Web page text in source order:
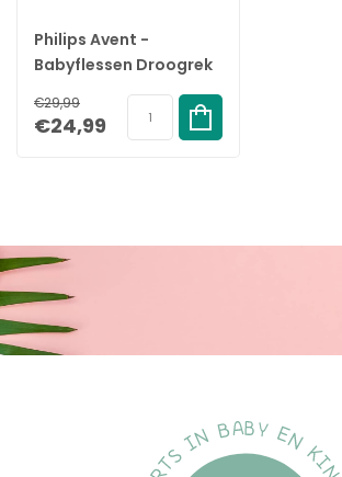
Philips Avent -
Babyflessen Droogrek
€29,99
€24,99